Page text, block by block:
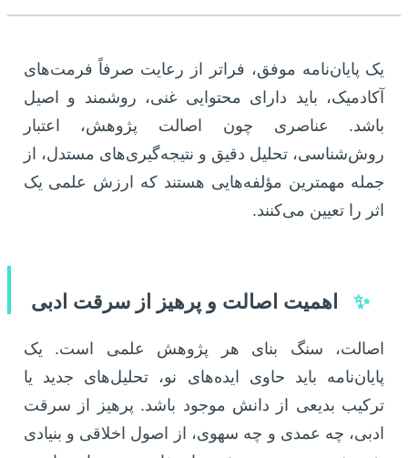
یک پایان‌نامه موفق، فراتر از رعایت صرفاً فرمت‌های
آکادمیک، باید دارای محتوایی غنی، روشمند و اصیل
باشد. عناصری چون اصالت پژوهش، اعتبار
روش‌شناسی، تحلیل دقیق و نتیجه‌گیری‌های مستدل، از
جمله مهمترین مؤلفه‌هایی هستند که ارزش علمی یک
اثر را تعیین می‌کنند.
✨ اهمیت اصالت و پرهیز از سرقت ادبی
اصالت، سنگ بنای هر پژوهش علمی است. یک
پایان‌نامه باید حاوی ایده‌های نو، تحلیل‌های جدید یا
ترکیب بدیعی از دانش موجود باشد. پرهیز از سرقت
ادبی، چه عمدی و چه سهوی، از اصول اخلاقی و بنیادی